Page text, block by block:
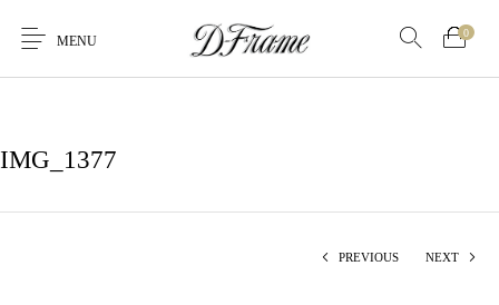
MENU
0
IMG_1377
PREVIOUS NEXT